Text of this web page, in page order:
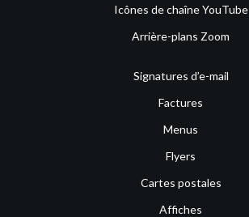
Icônes de chaîne YouTube
Arrière-plans Zoom
Signatures d’e-mail
Factures
Menus
Flyers
Cartes postales
Affiches